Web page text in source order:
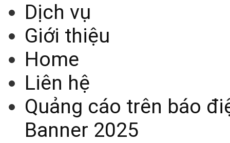
Dịch vụ
Giới thiệu
Home
Liên hệ
Quảng cáo trên báo
Banner 2025